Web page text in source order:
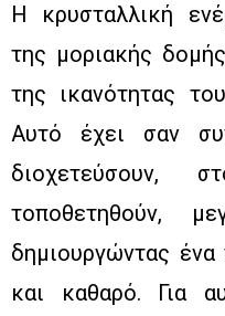
Η κρυσταλλική
της μοριακής
της ικανότητας
Αυτό έχει σαν
τοποθετηθούν,
δημιουργώντας
και καθαρό. Για